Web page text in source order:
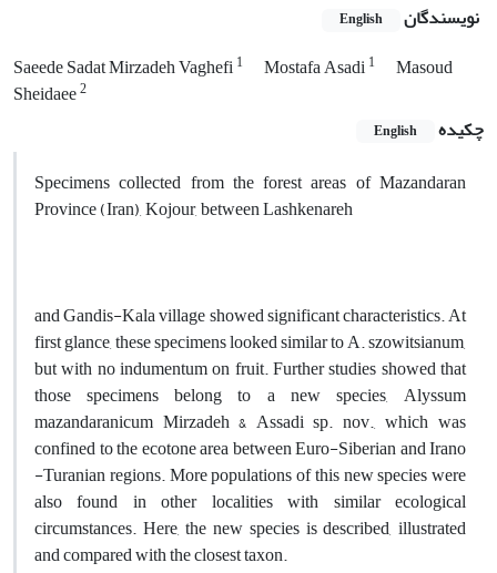
نویسندگان English
Saeede Sadat Mirzadeh Vaghefi1 Mostafa Asadi1
Masoud
Sheidaee2
چکیده English
Specimens collected from the forest areas of Mazandaran
Province (Iran), Kojour, between Lashkenareh
and Gandis-Kala village showed significant characteristics. At
first glance, these specimens looked similar to A. szowitsianum,
but with no indumentum on fruit. Further studies showed that
those specimens belong to a new species, Alyssum
mazandaranicum Mirzadeh & Assadi sp. nov., which was
confined to the ecotone area between Euro-Siberian and Irano
-Turanian regions. More populations of this new species were
also found in other localities with similar ecological
circumstances. Here, the new species is described, illustrated
and compared with the closest taxon.